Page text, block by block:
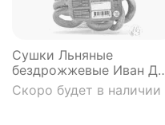
Сушки Льняные
бездрожжевые Иван Да
150г
Скоро будет в наличии